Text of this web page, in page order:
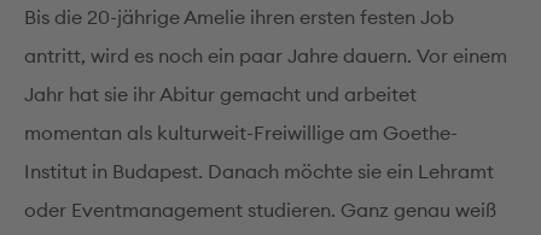
Bis die 20-jährige Amelie ihren ersten festen Job
antritt, wird es noch ein paar Jahre dauern. Vor einem
Jahr hat sie ihr Abitur gemacht und arbeitet
momentan als kulturweit-Freiwillige am Goethe-
Institut in Budapest. Danach möchte sie ein Lehramt
oder Eventmanagement studieren. Ganz genau weiß